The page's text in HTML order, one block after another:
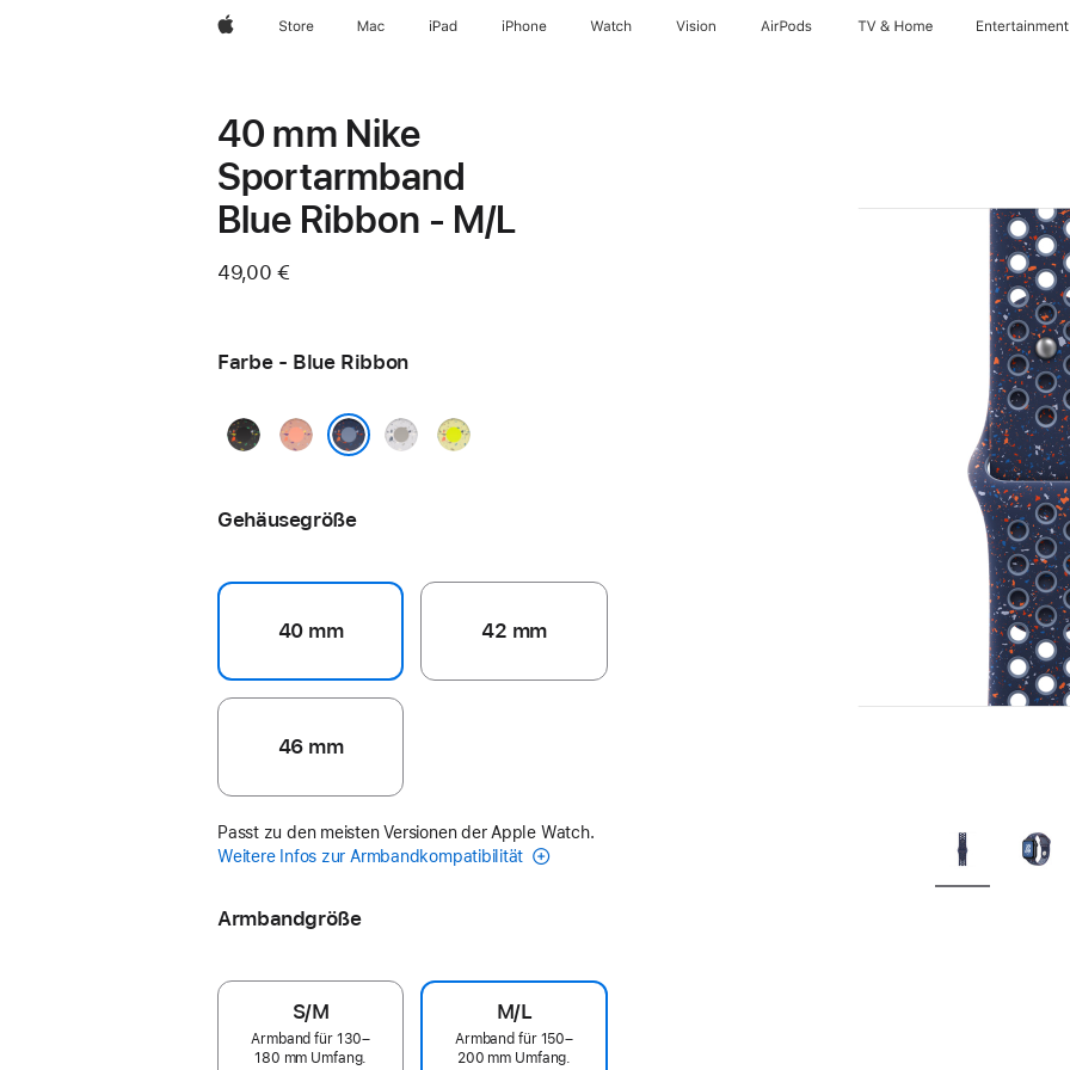
AppleStore Mac iPad iPhone Watch Vision AirPods TV & Home Entertainment
40 mm Nike
Sportarmband
Blue Ribbon - M/L
49,00 €
Farbe - Blue Ribbon
MidnightAlpenglow VeiledVolt
Gehäusegröße
40 mm 42 mm
46 mm
Passt zu den meisten Versionen der Apple Watch.
Weitere Infos zur Armbandkompatibilität
Armbandgröße
S/M
Armband für 130–
180 mm Umfang.
M/L
Armband für 150–
200 mm Umfang.